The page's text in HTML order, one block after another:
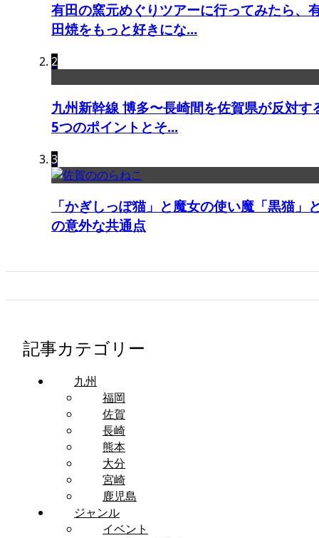
有田の窯元めぐりツアーに行ってみたら、
田焼をもっと好きにな...
2
九州新幹線 博多〜長崎間を佐賀県が反対す
5つのポイントとそ...
3
「かぎしっぽ猫」と魔女の使い魔「黒猫」
の意外な共通点
記事カテゴリー
九州
福岡
佐賀
長崎
熊本
大分
宮崎
鹿児島
ジャンル
イベント